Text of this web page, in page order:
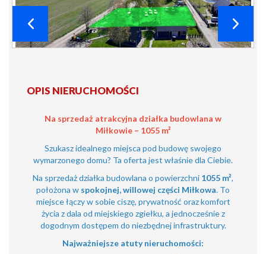
OPIS NIERUCHOMOŚCI
Na sprzedaż atrakcyjna działka budowlana w
Miłkowie – 1055 m²
Szukasz idealnego miejsca pod budowę swojego
wymarzonego domu? Ta oferta jest właśnie dla Ciebie.
Na sprzedaż działka budowlana o powierzchni 1055 m²,
położona w spokojnej, willowej części Miłkowa. To
miejsce łączy w sobie ciszę, prywatność oraz komfort
życia z dala od miejskiego zgiełku, a jednocześnie z
dogodnym dostępem do niezbędnej infrastruktury.
Najważniejsze atuty nieruchomości: